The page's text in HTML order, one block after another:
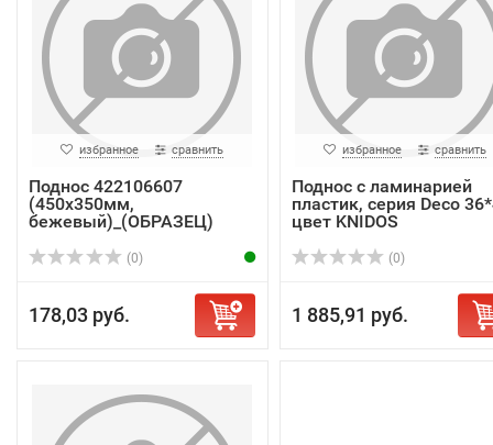
избранное сравнить
Поднос 422106607
(450x350мм,
бежевый)_(ОБРАЗЕЦ)
(0)
178,03 руб.
избранное сравнить
Поднос с ламинарией
пластик, серия Deco
цвет KNIDOS
(0)
1 885,91 руб.